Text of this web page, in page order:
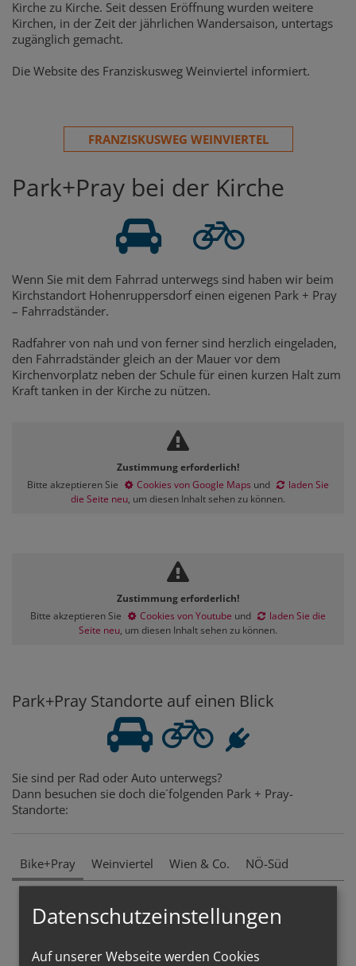
Kirche zu Kirche. Seit dessen Eröffnung wurden weitere
Kirchen, in der Zeit der jährlichen Wandersaison, untertags
zugänglich gemacht.
Die Website des Franziskusweg Weinviertel informiert.
FRANZISKUSWEG WEINVIERTEL
Park+Pray bei der Kirche
Wenn Sie mit dem Fahrrad unterwegs sind haben wir beim
Kirchstandort Hohenruppersdorf einen eigenen Park + Pray
– Fahrradständer.
Radfahrer von nah und von ferner sind herzlich eingeladen,
den Fahrradständer gleich an der Mauer vor dem
Kirchenvorplatz neben der Schule für einen kurzen Halt zum
Kraft tanken in der Kirche zu nützen.
Zustimmung erforderlich!
Bitte akzeptieren Sie
Cookies von Google Maps und
laden Sie
die Seite neu, um diesen Inhalt sehen zu können.
Zustimmung erforderlich!
Bitte akzeptieren Sie
Cookies von Youtube und
laden Sie die
Seite neu, um diesen Inhalt sehen zu können.
Park+Pray Standorte auf einen Blick
Sie sind per Rad oder Auto unterwegs?
Dann besuchen sie doch die´folgenden Park + Pray-
Standorte:
Bike+Pray Weinviertel Wien & Co. NÖ-Süd
rund um Poysdorf
7-Kirchen im Fischatal
Datenschutzeinstellungen
Auf unserer Webseite werden Cookies